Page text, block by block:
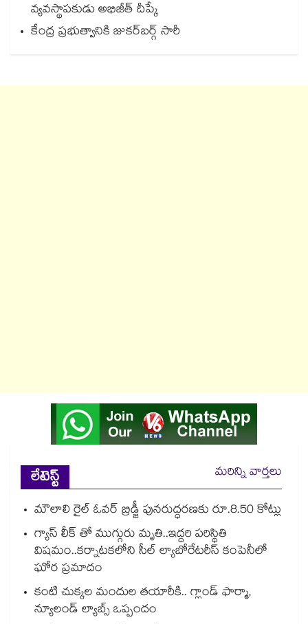
వ్యవస్థాపకుడు అభిజీత్ దీప్కే
కేంద్ర ప్రభుత్వానికి జుకర్‌‌‌‌‌‌‌‌‌‌‌‌‌‌‌‌‌‌‌‌‌‌‌‌‌‌‌‌‌‌‌‌బర్గ్ సారీ
లేటెస్ట్
మరిన్ని వార్తలు
మౌలాలి రైల్ ఓవర్ బ్రిడ్జీ పునరుద్ధరణకు రూ.8.50 కోట్లు
గ్యాస్ లీక్ తో ముగ్గురు మృతి..ఇద్దరి పరిస్థితి
విషమం..కర్నాటకలోని సీల్ ల్యాబోరేటరీస్ కంపెనీలో
ఘోర ప్రమాదం
కంటి చుక్కల మందుల తయారీకి.. గ్లాండ్ ఫార్మా,
న్యూలండ్ ల్యాబ్స్ ఒప్పందం